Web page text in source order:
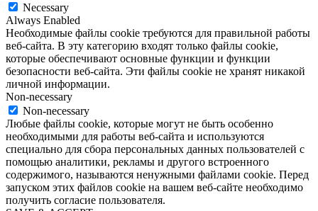
Necessary
Always Enabled
Необходимые файлы cookie требуются для правильной работы
веб-сайта. В эту категорию входят только файлы cookie,
которые обеспечивают основные функции и функции
безопасности веб-сайта. Эти файлы cookie не хранят никакой
личной информации.
Non-necessary
Non-necessary
Любые файлы cookie, которые могут не быть особенно
необходимыми для работы веб-сайта и используются
специально для сбора персональных данных пользователей с
помощью аналитики, рекламы и другого встроенного
содержимого, называются ненужными файлами cookie. Перед
запуском этих файлов cookie на вашем веб-сайте необходимо
получить согласие пользователя.